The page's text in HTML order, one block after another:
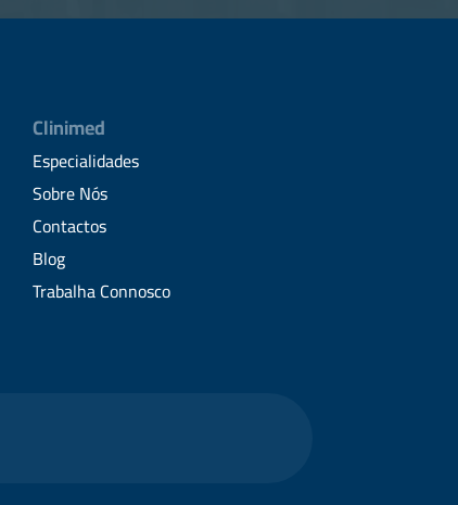
Clinimed
Especialidades
Sobre Nós
Contactos
Blog
Trabalha Connosco